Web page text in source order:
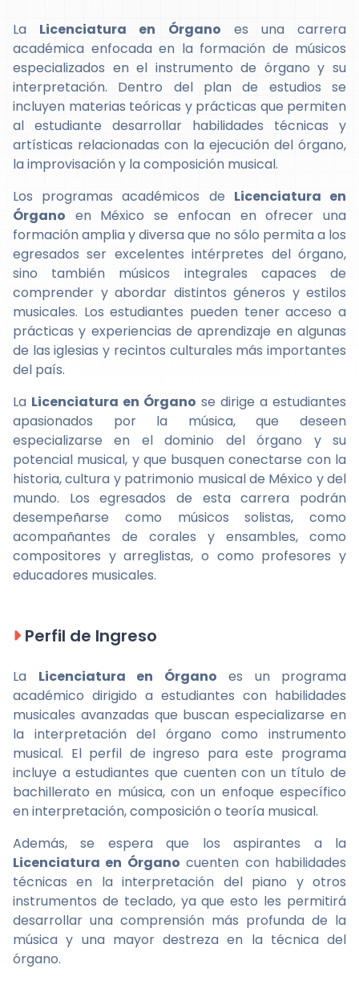
La Licenciatura en Órgano es una carrera
académica enfocada en la formación de músicos
especializados en el instrumento de órgano y su
interpretación. Dentro del plan de estudios se
incluyen materias teóricas y prácticas que permiten
al estudiante desarrollar habilidades técnicas y
artísticas relacionadas con la ejecución del órgano,
la improvisación y la composición musical.
Los programas académicos de Licenciatura en
Órgano en México se enfocan en ofrecer una
formación amplia y diversa que no sólo permita a los
egresados ser excelentes intérpretes del órgano,
sino también músicos integrales capaces de
comprender y abordar distintos géneros y estilos
musicales. Los estudiantes pueden tener acceso a
prácticas y experiencias de aprendizaje en algunas
de las iglesias y recintos culturales más importantes
del país.
La Licenciatura en Órgano se dirige a estudiantes
apasionados por la música, que deseen
especializarse en el dominio del órgano y su
potencial musical, y que busquen conectarse con la
historia, cultura y patrimonio musical de México y del
mundo. Los egresados de esta carrera podrán
desempeñarse como músicos solistas, como
acompañantes de corales y ensambles, como
compositores y arreglistas, o como profesores y
educadores musicales.
Perfil de Ingreso
La Licenciatura en Órgano es un programa
académico dirigido a estudiantes con habilidades
musicales avanzadas que buscan especializarse en
la interpretación del órgano como instrumento
musical. El perfil de ingreso para este programa
incluye a estudiantes que cuenten con un título de
bachillerato en música, con un enfoque específico
en interpretación, composición o teoría musical.
Además, se espera que los aspirantes a la
Licenciatura en Órgano cuenten con habilidades
técnicas en la interpretación del piano y otros
instrumentos de teclado, ya que esto les permitirá
desarrollar una comprensión más profunda de la
música y una mayor destreza en la técnica del
órgano.